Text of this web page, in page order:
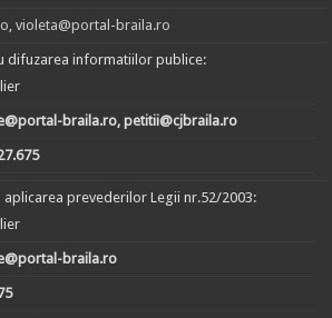
,violeta@portal-braila.ro
difuzarea informatiilor publice:
braila.ro, petitii@cjbraila.ro
aplicarea prevederilor Legii nr.52/2003:
braila.ro